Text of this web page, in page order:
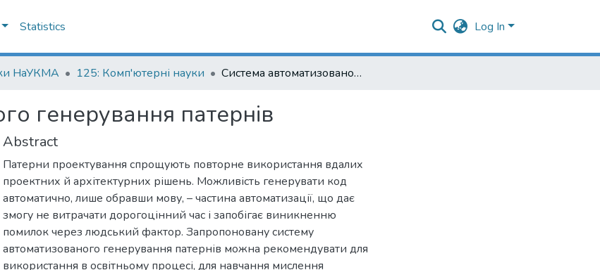
Statistics Log In
НаУКМА 125: Комп'ютерні науки Система автоматизованого генерування патернів
генерування патернів
Abstract
Патерни проектування спрощують повторне використання вдалих
проектних й архітектурних рішень. Можливість генерувати код
автоматично, лише обравши мову, – частина автоматизації, що дає
змогу не витрачати дорогоцінний час і запобігає виникненню
помилок через людський фактор. Запропоновану систему
автоматизованого генерування патернів можна рекомендувати для
використання в освітньому процесі, для навчання мислення